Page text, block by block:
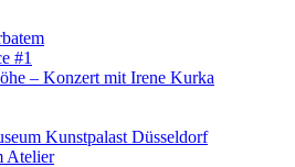
#1
– Konzert mit Irene Kurka
Kunstpalast Düsseldorf
Atelier